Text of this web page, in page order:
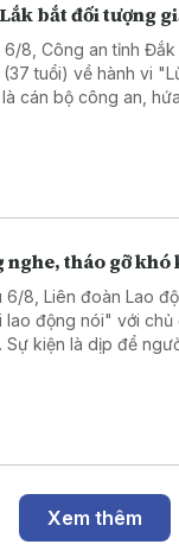
bắt đối tượng
6/8, Công an tỉnh
tuổi) về hành vi
cán bộ công an,
nghe, tháo gỡ khó
6/8, Liên đoàn Lao
lao động nói" với
Sự kiện là dịp để
Xem thêm